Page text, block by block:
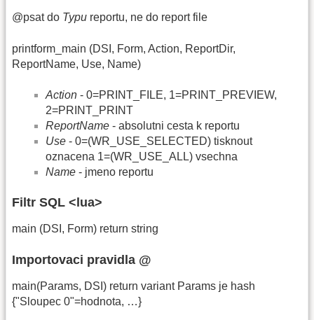
@psat do Typu reportu, ne do report file
printform_main (DSI, Form, Action, ReportDir,
ReportName, Use, Name)
Action - 0=PRINT_FILE, 1=PRINT_PREVIEW,
2=PRINT_PRINT
ReportName - absolutni cesta k reportu
Use - 0=(WR_USE_SELECTED) tisknout
oznacena 1=(WR_USE_ALL) vsechna
Name - jmeno reportu
Filtr SQL <lua>
main (DSI, Form) return string
Importovaci pravidla @
main(Params, DSI) return variant Params je hash
{"Sloupec 0"=hodnota, …}